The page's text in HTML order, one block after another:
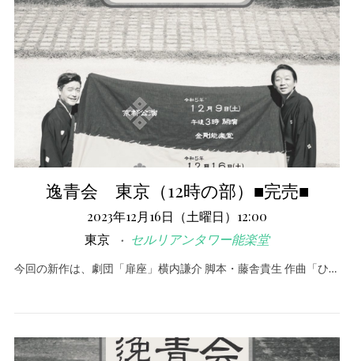
逸青会 東京（12時の部）■完売■
2023年12月16日（土曜日）12:00
東京
セルリアンタワー能楽堂
今回の新作は、劇団「扉座」横内謙介 脚本・藤舎貴生 作曲「ひ…